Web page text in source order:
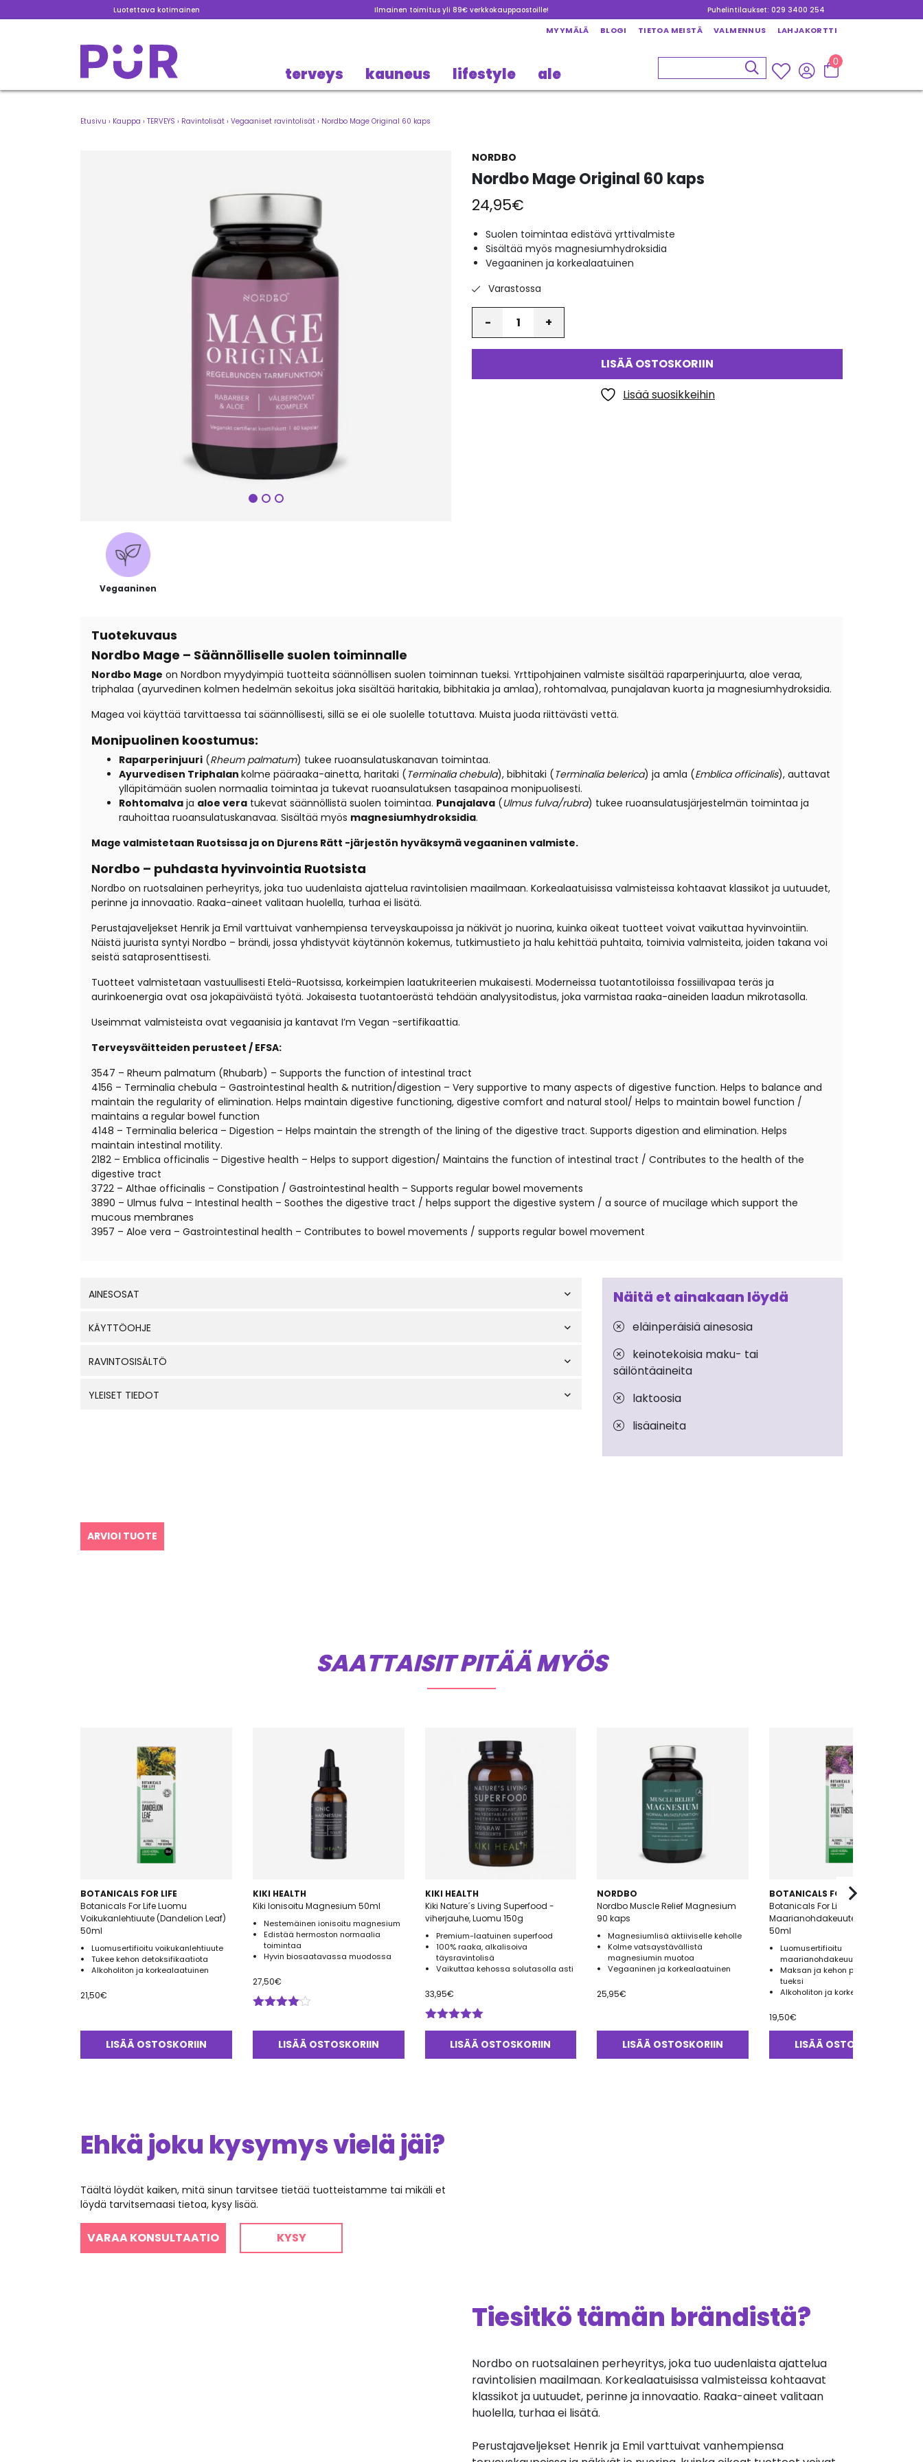
Luotettava kotimainen Ilmainen toimitus yli 89€ verkkokauppaostoille! Puhelintilaukset: 029 3400 254
MYYMÄLÄ BLOGI TIETOA MEISTÄ VALMENNUS LAHJAKORTTI
terveys kauneus lifestyle ale
0
Etusivu › Kauppa › TERVEYS › Ravintolisät › Vegaaniset ravintolisät › Nordbo Mage Original 60 kaps
Seuraava
NORDBO
Nordbo Mage Original 60 kaps
24,95€
Suolen toimintaa edistävä yrttivalmiste
Sisältää myös magnesiumhydroksidia
Vegaaninen ja korkealaatuinen
Varastossa
LISÄÄ OSTOSKORIIN
Lisää suosikkeihin
Vegaaninen
Tuotekuvaus
Nordbo Mage – Säännölliselle suolen toiminnalle
Nordbo Mage on Nordbon myydyimpiä tuotteita säännöllisen suolen toiminnan tueksi. Yrttipohjainen valmiste sisältää raparperinjuurta, aloe veraa,
triphalaa (ayurvedinen kolmen hedelmän sekoitus joka sisältää haritakia, bibhitakia ja amlaa), rohtomalvaa, punajalavan kuorta ja magnesiumhydroksidia.
Magea voi käyttää tarvittaessa tai säännöllisesti, sillä se ei ole suolelle totuttava. Muista juoda riittävästi vettä.
Monipuolinen koostumus:
Raparperinjuuri (Rheum palmatum) tukee ruoansulatuskanavan toimintaa.
Ayurvedisen Triphalan kolme pääraaka-ainetta, haritaki (Terminalia chebula), bibhitaki (Terminalia belerica) ja amla (Emblica officinalis), auttavat
ylläpitämään suolen normaalia toimintaa ja tukevat ruoansulatuksen tasapainoa monipuolisesti.
Rohtomalva ja aloe vera tukevat säännöllistä suolen toimintaa. Punajalava (Ulmus fulva/rubra) tukee ruoansulatusjärjestelmän toimintaa ja
rauhoittaa ruoansulatuskanavaa. Sisältää myös magnesiumhydroksidia.
Mage valmistetaan Ruotsissa ja on Djurens Rätt -järjestön hyväksymä vegaaninen valmiste.
Nordbo – puhdasta hyvinvointia Ruotsista
Nordbo on ruotsalainen perheyritys, joka tuo uudenlaista ajattelua ravintolisien maailmaan. Korkealaatuisissa valmisteissa kohtaavat klassikot ja uutuudet,
perinne ja innovaatio. Raaka-aineet valitaan huolella, turhaa ei lisätä.
Perustajaveljekset Henrik ja Emil varttuivat vanhempiensa terveyskaupoissa ja näkivät jo nuorina, kuinka oikeat tuotteet voivat vaikuttaa hyvinvointiin.
Näistä juurista syntyi Nordbo – brändi, jossa yhdistyvät käytännön kokemus, tutkimustieto ja halu kehittää puhtaita, toimivia valmisteita, joiden takana voi
seistä sataprosenttisesti.
Tuotteet valmistetaan vastuullisesti Etelä-Ruotsissa, korkeimpien laatukriteerien mukaisesti. Moderneissa tuotantotiloissa fossiilivapaa teräs ja
aurinkoenergia ovat osa jokapäiväistä työtä. Jokaisesta tuotantoerästä tehdään analyysitodistus, joka varmistaa raaka-aineiden laadun mikrotasolla.
Useimmat valmisteista ovat vegaanisia ja kantavat I’m Vegan -sertifikaattia.
Terveysväitteiden perusteet / EFSA:
3547 – Rheum palmatum (Rhubarb) – Supports the function of intestinal tract
4156 – Terminalia chebula – Gastrointestinal health & nutrition/digestion – Very supportive to many aspects of digestive function. Helps to balance and
maintain the regularity of elimination. Helps maintain digestive functioning, digestive comfort and natural stool/ Helps to maintain bowel function /
maintains a regular bowel function
4148 – Terminalia belerica – Digestion – Helps maintain the strength of the lining of the digestive tract. Supports digestion and elimination. Helps
maintain intestinal motility.
2182 – Emblica officinalis – Digestive health – Helps to support digestion/ Maintains the function of intestinal tract / Contributes to the health of the
digestive tract
3722 – Althae officinalis – Constipation / Gastrointestinal health – Supports regular bowel movements
3890 – Ulmus fulva – Intestinal health – Soothes the digestive tract / helps support the digestive system / a source of mucilage which support the
mucous membranes
3957 – Aloe vera – Gastrointestinal health – Contributes to bowel movements / supports regular bowel movement
AINESOSAT
KÄYTTÖOHJE
RAVINTOSISÄLTÖ
YLEISET TIEDOT
Näitä et ainakaan löydä
eläinperäisiä ainesosia
keinotekoisia maku- tai
säilöntäaineita
laktoosia
lisäaineita
ARVIOI TUOTE
SAATTAISIT PITÄÄ MYÖS
BOTANICALS FOR LIFE
Botanicals For Life Luomu
Voikukanlehtiuute (Dandelion Leaf)
50ml
Luomusertifioitu voikukanlehtiuute
Tukee kehon detoksifikaatiota
Alkoholiton ja korkealaatuinen
21,50€
LISÄÄ OSTOSKORIIN
KIKI HEALTH
Kiki Ionisoitu Magnesium 50ml
Nestemäinen ionisoitu magnesium
Edistää hermoston normaalia
toimintaa
Hyvin biosaatavassa muodossa
27,50€
/ 5
LISÄÄ OSTOSKORIIN
KIKI HEALTH
Kiki Nature´s Living Superfood -
viherjauhe, Luomu 150g
Premium-laatuinen superfood
100% raaka, alkalisoiva
täysravintolisä
Vaikuttaa kehossa solutasolla asti
33,95€
Arvostelu
tuotteesta:
/ 5
LISÄÄ OSTOSKORIIN
NORDBO
Nordbo Muscle Relief Magnesium
90 kaps
Magnesiumlisä aktiiviselle keholle
Kolme vatsaystävällistä
magnesiumin muotoa
Vegaaninen ja korkealaatuinen
25,95€
LISÄÄ OSTOSKORIIN
BOTANICALS FOR LIFE
Botanicals For Life Luomu
Maarianohdakeuute (Milk Thistle)
50ml
Luomusertifioitu
maarianohdakeuute
Maksan ja kehon puhdistumisen
tueksi
Alkoholiton ja korkealaatuinen
19,50€
LISÄÄ OSTOSKORIIN
Ehkä joku kysymys vielä jäi?
Täältä löydät kaiken, mitä sinun tarvitsee tietää tuotteistamme tai mikäli et
löydä tarvitsemaasi tietoa, kysy lisää.
VARAA KONSULTAATIO KYSY
Tiesitkö tämän brändistä?
Nordbo on ruotsalainen perheyritys, joka tuo uudenlaista ajattelua
ravintolisien maailmaan. Korkealaatuisissa valmisteissa kohtaavat
klassikot ja uutuudet, perinne ja innovaatio. Raaka-aineet valitaan
huolella, turhaa ei lisätä.
Perustajaveljekset Henrik ja Emil varttuivat vanhempiensa